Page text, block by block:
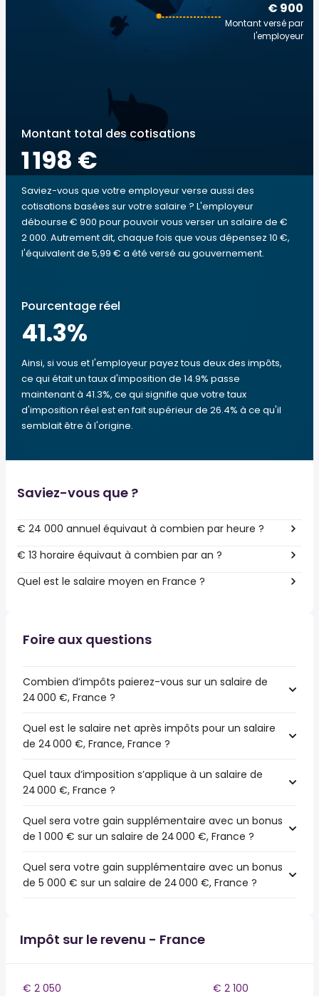
€ 900
Montant versé par
l'employeur
Montant total des cotisations
1 198 €
Saviez-vous que votre employeur verse aussi des
cotisations basées sur votre salaire ? L'employeur
débourse € 900 pour pouvoir vous verser un salaire de €
2 000. Autrement dit, chaque fois que vous dépensez 10 €,
l'équivalent de 5,99 € a été versé au gouvernement.
Pourcentage réel
41.3%
Ainsi, si vous et l'employeur payez tous deux des impôts,
ce qui était un taux d'imposition de 14.9% passe
maintenant à 41.3%, ce qui signifie que votre taux
d'imposition réel est en fait supérieur de 26.4% à ce qu'il
semblait être à l'origine.
Saviez-vous que ?
€ 24 000 annuel équivaut à combien par heure ?
€ 13 horaire équivaut à combien par an ?
Quel est le salaire moyen en France ?
Foire aux questions
Combien d’impôts paierez-vous sur un salaire de
24 000 €, France ?
Quel est le salaire net après impôts pour un salaire
de 24 000 €, France, France ?
Quel taux d’imposition s’applique à un salaire de
24 000 €, France ?
Quel sera votre gain supplémentaire avec un bonus
de 1 000 € sur un salaire de 24 000 €, France ?
Quel sera votre gain supplémentaire avec un bonus
de 5 000 € sur un salaire de 24 000 €, France ?
Impôt sur le revenu - France
€ 2 050
€ 2 100